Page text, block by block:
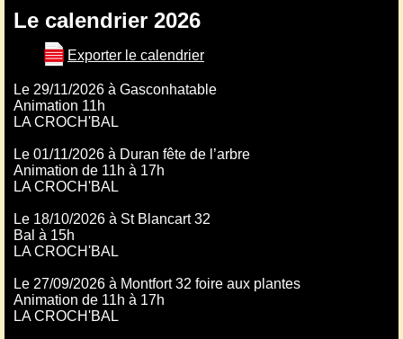
Le calendrier 2026
Exporter le calendrier
Le 29/11/2026 à Gasconhatable
Animation 11h
LA CROCH'BAL
Le 01/11/2026 à Duran fête de l’arbre
Animation de 11h à 17h
LA CROCH'BAL
Le 18/10/2026 à St Blancart 32
Bal à 15h
LA CROCH'BAL
Le 27/09/2026 à Montfort 32 foire aux plantes
Animation de 11h à 17h
LA CROCH'BAL